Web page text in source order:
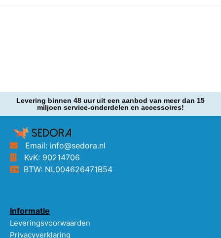
Levering binnen 48 uur uit een aanbod van meer dan 15
miljoen service-onderdelen en accessoires!
Email: info@sedora.nl
KvK: 90214706
BTW: NL004626471B54
Informatie
Leveringsvoorwaarden
Privacyverklaring